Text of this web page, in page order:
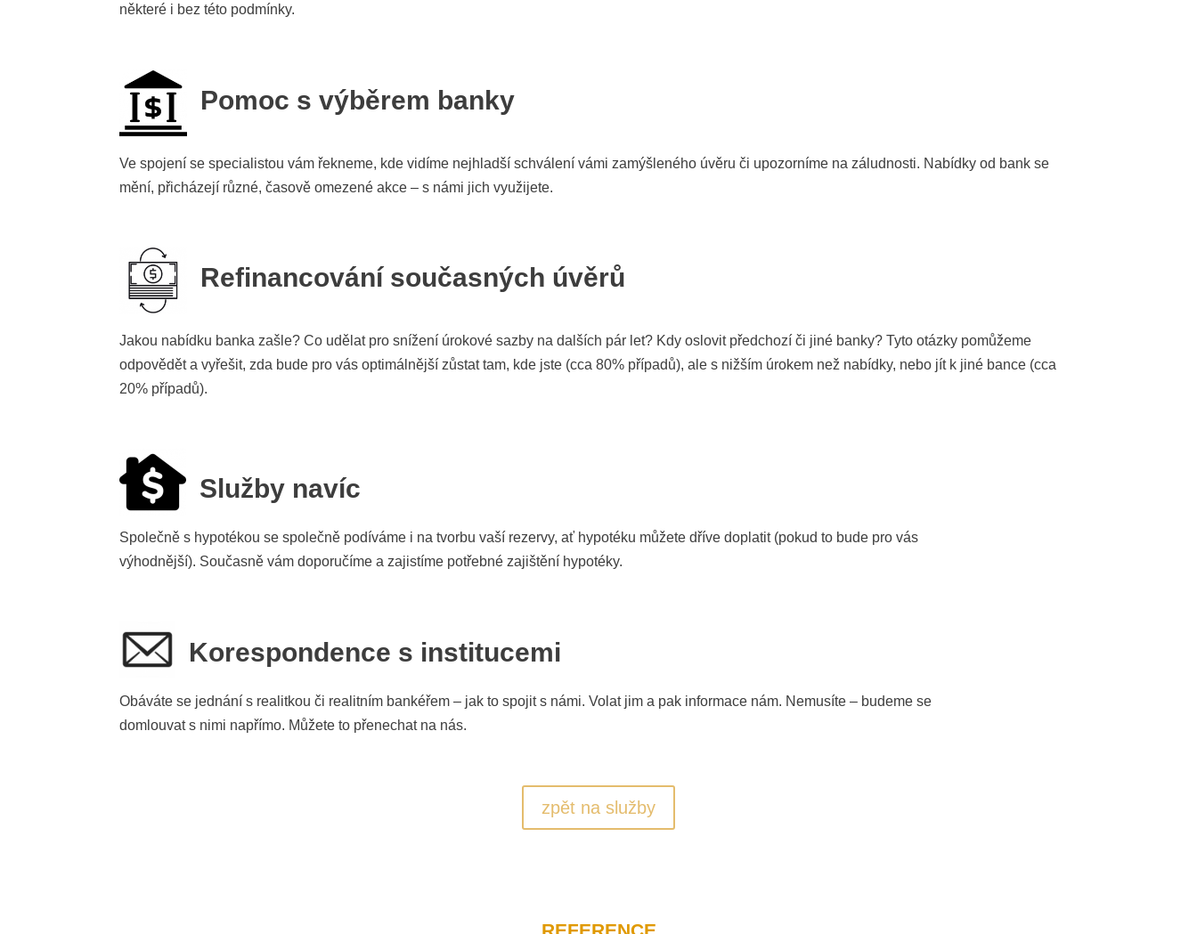
některé i bez této podmínky.
Pomoc s výběrem banky
Ve spojení se specialistou vám řekneme, kde vidíme nejhladší schválení vámi zamýšleného úvěru či upozorníme na záludnosti. Nabídky od bank se
mění, přicházejí různé, časově omezené akce – s námi jich využijete.
Refinancování současných úvěrů
Jakou nabídku banka zašle? Co udělat pro snížení úrokové sazby na dalších pár let? Kdy oslovit předchozí či jiné banky? Tyto otázky pomůžeme
odpovědět a vyřešit, zda bude pro vás optimálnější zůstat tam, kde jste (cca 80% případů), ale s nižším úrokem než nabídky, nebo jít k jiné bance (cca
20% případů).
Služby navíc
Společně s hypotékou se společně podíváme i na tvorbu vaší rezervy, ať hypotéku můžete dříve doplatit (pokud to bude pro vás
výhodnější). Současně vám doporučíme a zajistíme potřebné zajištění hypotéky.
Korespondence s institucemi
Obáváte se jednání s realitkou či realitním bankéřem – jak to spojit s námi. Volat jim a pak informace nám. Nemusíte – budeme se
domlouvat s nimi napřímo. Můžete to přenechat na nás.
zpět na služby
REFERENCE